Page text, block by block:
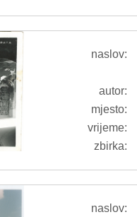
naslov:
autor:
mjesto:
vrijeme:
zbirka:
naslov: